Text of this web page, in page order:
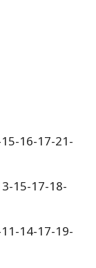
16-17-21-
15-17-18-
14-17-19-